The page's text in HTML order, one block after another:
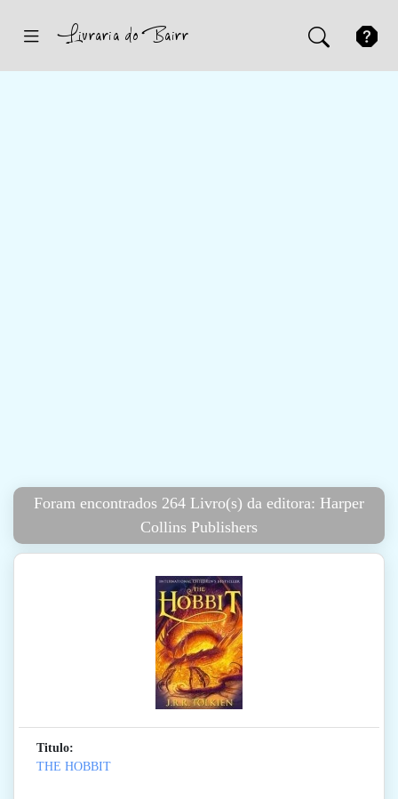
Foram encontrados 264 Livro(s) da editora: Harper
Collins Publishers
Titulo:
THE HOBBIT